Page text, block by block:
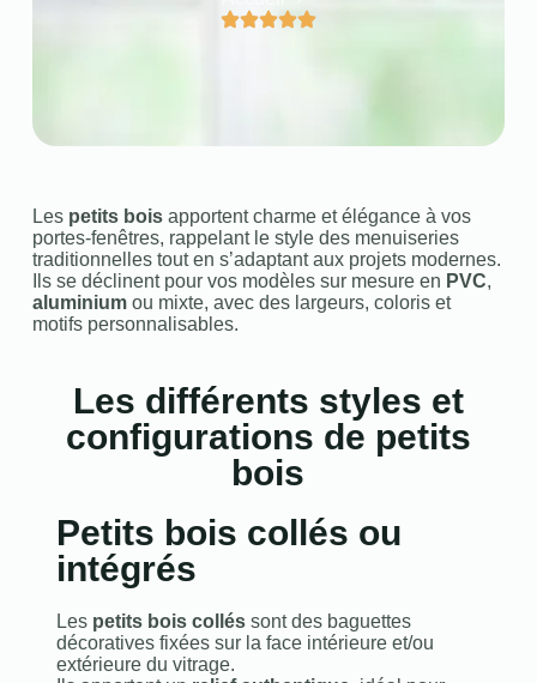
Les petits boisapportent charme et élégance à vos
portes‑fenêtres, rappelant le style des menuiseries
traditionnelles tout en s’adaptant aux projets modernes.
Ils se déclinent pour vos modèles sur mesure en PVC,
aluminiumou mixte, avec des largeurs, coloris et
motifs personnalisables.
Les différents styles et
configurations de petits
bois
Petits bois collés ou
intégrés
Les petits bois colléssont des baguettes
décoratives fixées sur la face intérieure et/ou
extérieure du vitrage.